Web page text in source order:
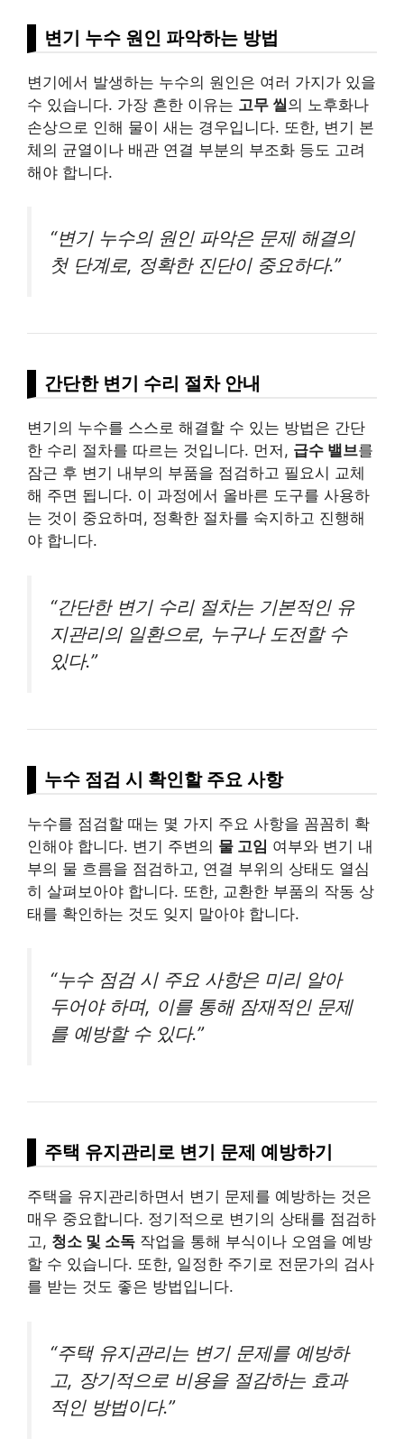
변기 누수 원인 파악하는 방법
변기에서 발생하는 누수의 원인은 여러 가지가 있을
수 있습니다. 가장 흔한 이유는 고무 씰의 노후화나
손상으로 인해 물이 새는 경우입니다. 또한, 변기 본
체의 균열이나 배관 연결 부분의 부조화 등도 고려
해야 합니다.
“변기 누수의 원인 파악은 문제 해결의
첫 단계로, 정확한 진단이 중요하다.”
간단한 변기 수리 절차 안내
변기의 누수를 스스로 해결할 수 있는 방법은 간단
한 수리 절차를 따르는 것입니다. 먼저, 급수 밸브를
잠근 후 변기 내부의 부품을 점검하고 필요시 교체
해 주면 됩니다. 이 과정에서 올바른 도구를 사용하
는 것이 중요하며, 정확한 절차를 숙지하고 진행해
야 합니다.
“간단한 변기 수리 절차는 기본적인 유
지관리의 일환으로, 누구나 도전할 수
있다.”
누수 점검 시 확인할 주요 사항
누수를 점검할 때는 몇 가지 주요 사항을 꼼꼼히 확
인해야 합니다. 변기 주변의 물 고임 여부와 변기 내
부의 물 흐름을 점검하고, 연결 부위의 상태도 열심
히 살펴보아야 합니다. 또한, 교환한 부품의 작동 상
태를 확인하는 것도 잊지 말아야 합니다.
“누수 점검 시 주요 사항은 미리 알아
두어야 하며, 이를 통해 잠재적인 문제
를 예방할 수 있다.”
주택 유지관리로 변기 문제 예방하기
주택을 유지관리하면서 변기 문제를 예방하는 것은
매우 중요합니다. 정기적으로 변기의 상태를 점검하
고, 청소 및 소독 작업을 통해 부식이나 오염을 예방
할 수 있습니다. 또한, 일정한 주기로 전문가의 검사
를 받는 것도 좋은 방법입니다.
“주택 유지관리는 변기 문제를 예방하
고, 장기적으로 비용을 절감하는 효과
적인 방법이다.”